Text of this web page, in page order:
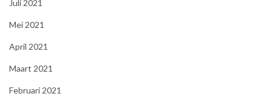
Juli 2021
Mei 2021
April 2021
Maart 2021
Februari 2021